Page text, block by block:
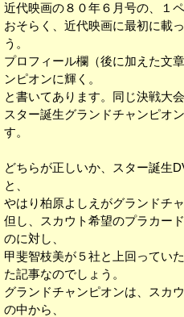
近代映画の８０年６月号の、１ペ
おそらく、近代映画に最初に載
う。
プロフィール欄（後に加えた文
ンピオンに輝く。
と書いてあります。同じ決戦大
スター誕生グランドチャンピオ
す。
どちらが正しいか、スター誕生
と、
やはり柏原よしえがグランドチ
但し、スカウト希望のプラカー
のに対し、
甲斐智枝美が５社と上回ってい
た記事なのでしょう。
グランドチャンピオンは、スカ
の中から、